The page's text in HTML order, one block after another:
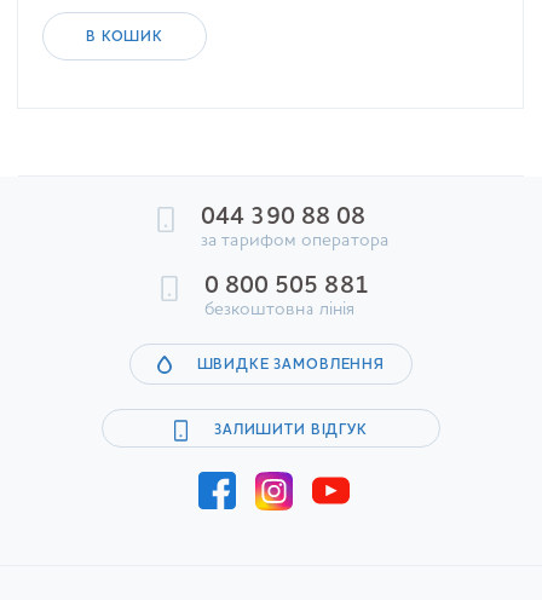
В КОШИК
044 390 88 08
за тарифом оператора
0 800 505 881
безкоштовна лінія
ШВИДКЕ ЗАМОВЛЕННЯ
ЗАЛИШИТИ ВІДГУК